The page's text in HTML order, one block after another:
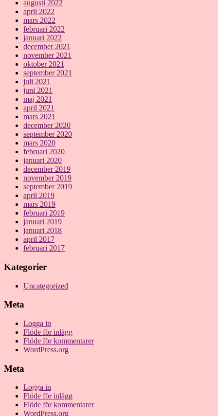
augusti 2022
april 2022
mars 2022
februari 2022
januari 2022
december 2021
november 2021
oktober 2021
september 2021
juli 2021
juni 2021
maj 2021
april 2021
mars 2021
december 2020
september 2020
mars 2020
februari 2020
januari 2020
december 2019
november 2019
september 2019
april 2019
mars 2019
februari 2019
januari 2019
januari 2018
april 2017
februari 2017
Kategorier
Uncategorized
Meta
Logga in
Flöde för inlägg
Flöde för kommentarer
WordPress.org
Meta
Logga in
Flöde för inlägg
Flöde för kommentarer
WordPress.org